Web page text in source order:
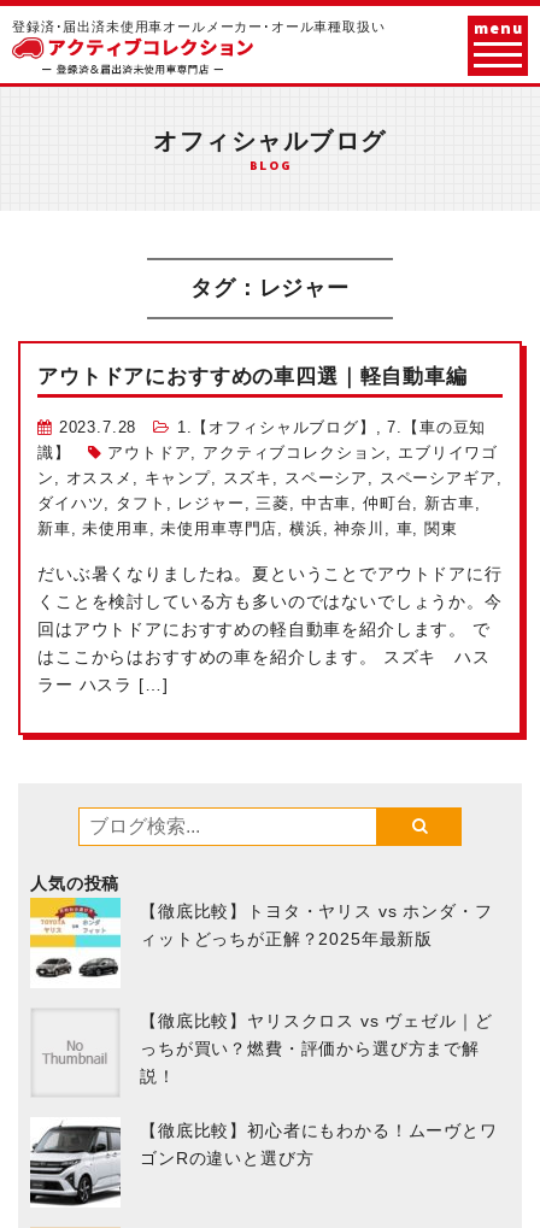
登録済･届出済未使用車オールメーカー･オール車種取扱い menu
オフィシャルブログ
BLOG
タグ：レジャー
アウトドアにおすすめの車四選｜軽自動車編
2023.7.28 1.【オフィシャルブログ】 ,7.【車の豆知
識】
アウトドア アクティブコレクション
エブリイワゴ
ン
オススメ キャンプ, スズキ スペーシア スペーシアギア
ダイハツ
タフト レジャー 三菱 中古車 仲町台 新古車
新車 ,未使用車 ,未使用車専門店 ,横浜 ,神奈川 車 関東
だいぶ暑くなりましたね。夏ということでアウトドアに行
くことを検討している方も多いのではないでしょうか。今
回はアウトドアにおすすめの軽自動車を紹介します。 で
はここからはおすすめの車を紹介します。 スズキ ハス
ラー ハスラ […]
人気の投稿
【徹底比較】トヨタ・ヤリス vs ホンダ・フ
ィットどっちが正解？2025年最新版
【徹底比較】ヤリスクロス vs ヴェゼル｜ど
っちが買い？燃費・評価から選び方まで解
説！
【徹底比較】初心者にもわかる！ムーヴとワ
ゴンRの違いと選び方